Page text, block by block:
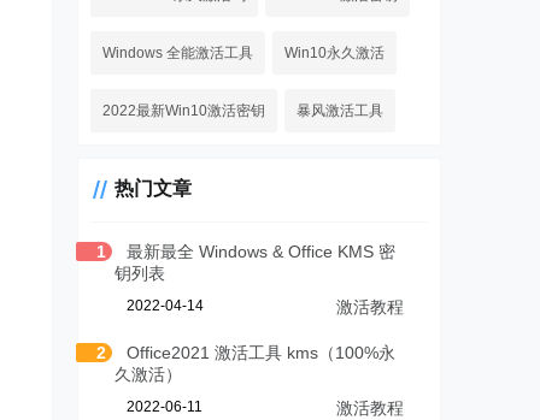
Windows 全能激活工具 Win10永久激活
2022最新Win10激活密钥 暴风激活工具
热门文章
1
最新最全 Windows & Office KMS 密
钥列表
2022-04-14 激活教程
2
Office2021 激活工具 kms（100%永
久激活）
2022-06-11 激活教程